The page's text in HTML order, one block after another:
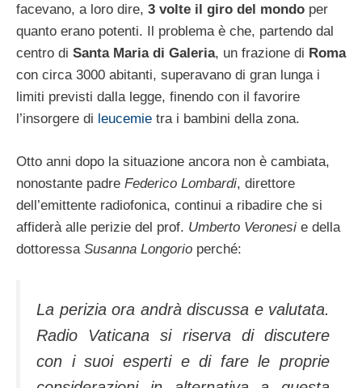
facevano, a loro dire, 3 volte il giro del mondo per
quanto erano potenti. Il problema è che, partendo dal
centro di Santa Maria di Galeria, un frazione di Roma
con circa 3000 abitanti, superavano di gran lunga i
limiti previsti dalla legge, finendo con il favorire
l’insorgere di leucemie tra i bambini della zona.
Otto anni dopo la situazione ancora non è cambiata,
nonostante padre Federico Lombardi, direttore
dell’emittente radiofonica, continui a ribadire che si
affiderà alle perizie del prof. Umberto Veronesi e della
dottoressa Susanna Longorio perché:
La perizia ora andrà discussa e valutata.
Radio Vaticana si riserva di discutere
con i suoi esperti e di fare le proprie